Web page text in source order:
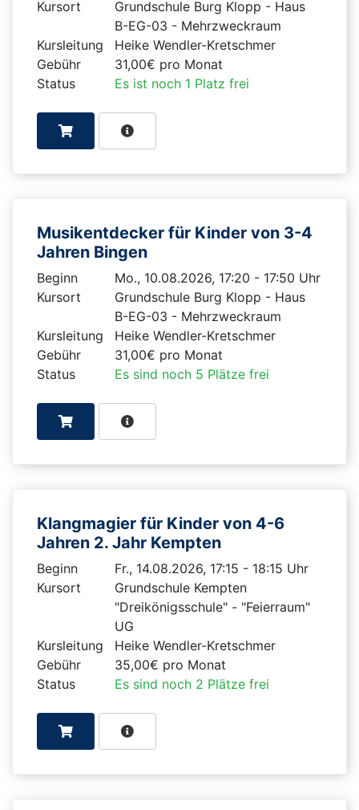
Kursort
Grundschule Burg Klopp - Haus
B-EG-03 - Mehrzweckraum
Kursleitung
Heike Wendler-Kretschmer
Gebühr
31,00€ pro Monat
Status
Es ist noch 1 Platz frei
Musikentdecker für Kinder von 3-4
Jahren Bingen
Beginn
Mo., 10.08.2026, 17:20 - 17:50 Uhr
Kursort
Grundschule Burg Klopp - Haus
B-EG-03 - Mehrzweckraum
Kursleitung
Heike Wendler-Kretschmer
Gebühr
31,00€ pro Monat
Status
Es sind noch 5 Plätze frei
Klangmagier für Kinder von 4-6
Jahren 2. Jahr Kempten
Beginn
Fr., 14.08.2026, 17:15 - 18:15 Uhr
Kursort
Grundschule Kempten
"Dreikönigsschule" - "Feierraum"
UG
Kursleitung
Heike Wendler-Kretschmer
Gebühr
35,00€ pro Monat
Status
Es sind noch 2 Plätze frei